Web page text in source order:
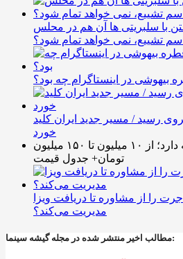
با سلبریتی ها آن هم در محلس
تشییع، نمی خواهد تمام شود؟
بیهوشی در اینستاگرام چه بود؟
رسید / مسیر جدید ایران کلید
خورد
ریزش در بازار خودرو ادامه دارد؛ از ۱۰ میلیون تا ۱۵۰ میلیون
تومان+ جدول قیمت
را از مشاوره تا دریافت ویزا
مدیریت می‌کند؟
مطالب اخیر منتشر شده در مجله گیشه سینما: